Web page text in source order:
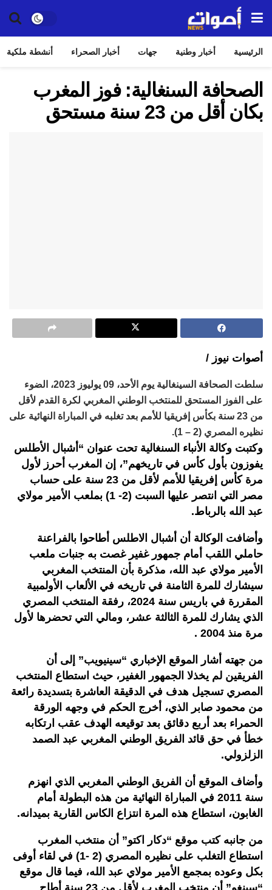
الرئيسية أخبار وطنية جهات أخبار الصحراء أنشطة ملكية
الصحافة السنغالية: فوز المغرب
بكان أقل من 23 سنة مستحق
أصوات نيوز /
سلطت الصحافة السينغالية يوم الأحد، 09 يوليوز 2023، الضوء
على الفوز المستحق للمنتخب الوطني المغربي لكرة القدم لأقل
من 23 سنة بكأس إفريقيا للأمم بعد تغلبه في المباراة النهائية على
نظيره المصري (2 – 1).
وكتبت وكالة الأنباء السنغالية تحت عنوان “أشبال الأطلس
يفوزون بأول كأس في تاريخهم”، إن المغرب أحرز لأول
مرة كأس إفريقيا للأمم لأقل من 23 سنة على حساب
مصر التي انتصر عليها السبت (2- 1) بملعب الأمير مولاي
عبد الله بالرباط.
وأضافت الوكالة أن أشبال الاطلس أطاحوا بالفراعنة
حاملي اللقب أمام جمهور غفير غصت به جنبات ملعب
الأمير مولاي عبد الله، مذكرة بأن المنتخب المغربي
سيشارك للمرة الثامنة في تاريخه في الألعاب الأولمبية
المقررة في باريس سنة 2024، رفقة المنتخب المصري
الذي يشارك للمرة الثالثة عشر، ومالي التي تحضرها لأول
مرة منذ 2004 .
من جهته أشار الموقع الإخباري “سينيويب” إلى أن
الفريقين لم يخذلا الجمهور الغفير، حيث استطاع المنتخب
المصري تسجيل هدف في الدقيقة العاشرة بتسديدة رائعة
من محمود صابر الذي، أخرج الحكم في وجهه الورقة
الحمراء بعد أربع دقائق بعد توقيعه الهدف عقب ارتكابه
خطأ في حق قائد الفريق الوطني المغربي عبد الصمد
الزلزولي.
وأضاف الموقع أن الفريق الوطني المغربي الذي انهزم
سنة 2011 في المباراة النهائية من هذه البطولة أمام
الغابون، استطاع هذه المرة انتزاع الكاس القارية بميدانه.
من جانبه كتب موقع “دكار اكتو” أن منتخب المغرب
استطاع التغلب على نظيره المصري (2 -1) في لقاء أوفى
بكل وعوده بمجمع الأمير مولاي عبد الله، فيما قال موقع
“سينغو” أن منتخب المغرب لأقل من 23 سنة أطاح